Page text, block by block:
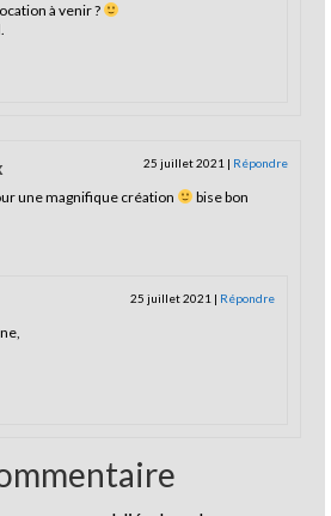
à venir ?
25 juillet 2021 | Répondre
une magnifique création
bise bon
25 juillet 2021 | Répondre